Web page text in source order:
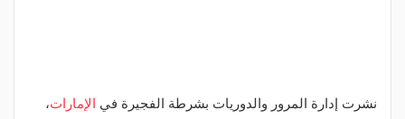
نشرت إدارة المرور والدوريات بشرطة الفجيرة في الإمارات،